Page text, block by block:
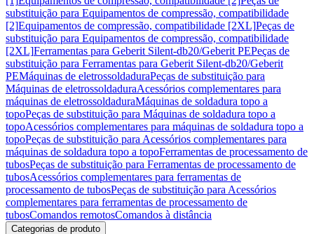
substituição para Equipamentos de compressão, compatibilidade
[2]Equipamentos de compressão, compatibilidade [2XL]Peças de
substituição para Equipamentos de compressão, compatibilidade
[2XL]Ferramentas para Geberit Silent-db20/Geberit PEPeças de
substituição para Ferramentas para Geberit Silent-db20/Geberit
PEMáquinas de eletrossoldaduraPeças de substituição para
Máquinas de eletrossoldaduraAcessórios complementares para
máquinas de eletrossoldaduraMáquinas de soldadura topo a
topoPeças de substituição para Máquinas de soldadura topo a
topoAcessórios complementares para máquinas de soldadura topo a
topoPeças de substituição para Acessórios complementares para
máquinas de soldadura topo a topoFerramentas de processamento de
tubosPeças de substituição para Ferramentas de processamento de
tubosAcessórios complementares para ferramentas de
processamento de tubosPeças de substituição para Acessórios
complementares para ferramentas de processamento de
tubosComandos remotosComandos à distância
Categorias de produto